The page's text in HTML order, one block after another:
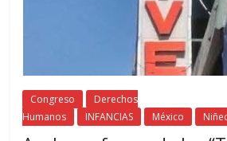
Congreso
Derechos
Humanos
INFANCIAS México